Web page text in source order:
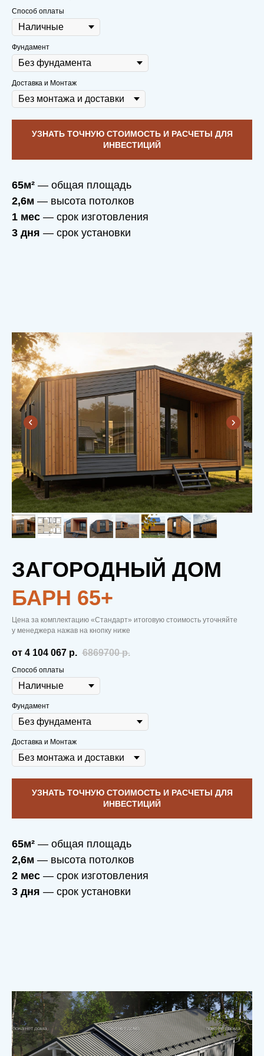
Способ оплаты
Фундамент
Доставка и Монтаж
УЗНАТЬ ТОЧНУЮ СТОИМОСТЬ И РАСЧЕТЫ ДЛЯ
ИНВЕСТИЦИЙ
65м² — общая площадь
2,6м — высота потолков
1 мес — срок изготовления
3 дня — срок установки
ЗАГОРОДНЫЙ ДОМ
БАРН 65+
Цена за комплектацию «Стандарт» итоговую стоимость уточняйте
у менеджера нажав на кнопку ниже
от 4 104 067 р. 6869700 р.
Способ оплаты
Фундамент
Доставка и Монтаж
УЗНАТЬ ТОЧНУЮ СТОИМОСТЬ И РАСЧЕТЫ ДЛЯ
ИНВЕСТИЦИЙ
65м² — общая площадь
2,6м — высота потолков
2 мес — срок изготовления
3 дня — срок установки
Через 10 лет приедем на чай с плюшками
со спокойной душой и послушаем,
новые мечты родились в вашем доме
который построили мы
ФУНДАМЕНТ —
ДРУЖБА,
Вместе с домом вы получаете теплые
и душевные отношения с «Пока нет
дома», которые продолжаются даже
после сдачи дома.
А друзья, которые вместе дом
построили — это на всю жизнь! Такой
фундамент даже коррозия не разрушит.
Потому что друзья — это
надолго!
МОДУЛЬНЫЕ
ДОМА —
ВСЕМУ
ГОЛОВА